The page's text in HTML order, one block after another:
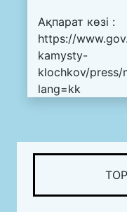
Ақпарат көзі :
https://
kamysty-
klochkov/press/
lang=kk